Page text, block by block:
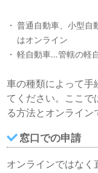
普通自動車、小型自
はオンライン
軽自動車…管轄の軽
車の種類によって手
てください。ここで
る方法とオンライン
窓口での申請
オンラインではな